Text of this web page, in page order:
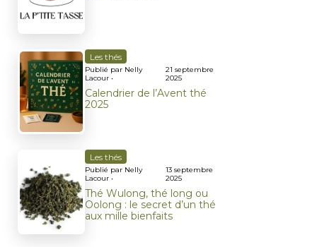
Les thés
Publié par Nelly
Lacour •
21 septembre
2025
Calendrier de l’Avent thé
2025
Les thés
Publié par Nelly
Lacour •
13 septembre
2025
Thé Wulong, thé long ou
Oolong : le secret d’un thé
aux mille bienfaits